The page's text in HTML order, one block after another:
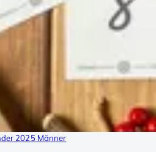
2025 Männer